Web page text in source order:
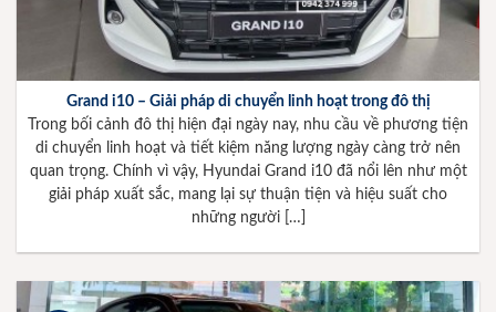
Grand i10 – Giải pháp di chuyển linh hoạt trong đô thị
Trong bối cảnh đô thị hiện đại ngày nay, nhu cầu về phương tiện
di chuyển linh hoạt và tiết kiệm năng lượng ngày càng trở nên
quan trọng. Chính vì vậy, Hyundai Grand i10 đã nổi lên như một
giải pháp xuất sắc, mang lại sự thuận tiện và hiệu suất cho
những người […]